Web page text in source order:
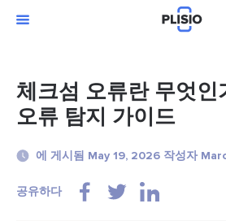
체크섬 오류란 무엇인
오류 탐지 가이드
에 게시됨 May 19, 2026 작성자
공유하다